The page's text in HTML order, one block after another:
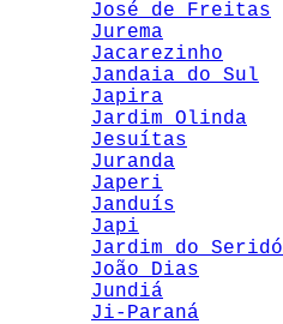
José de Freitas
Jurema
Jacarezinho
Jandaia do Sul
Japira
Jardim Olinda
Jesuítas
Juranda
Japeri
Janduís
Japi
Jardim do Seridó
João Dias
Jundiá
Ji-Paraná